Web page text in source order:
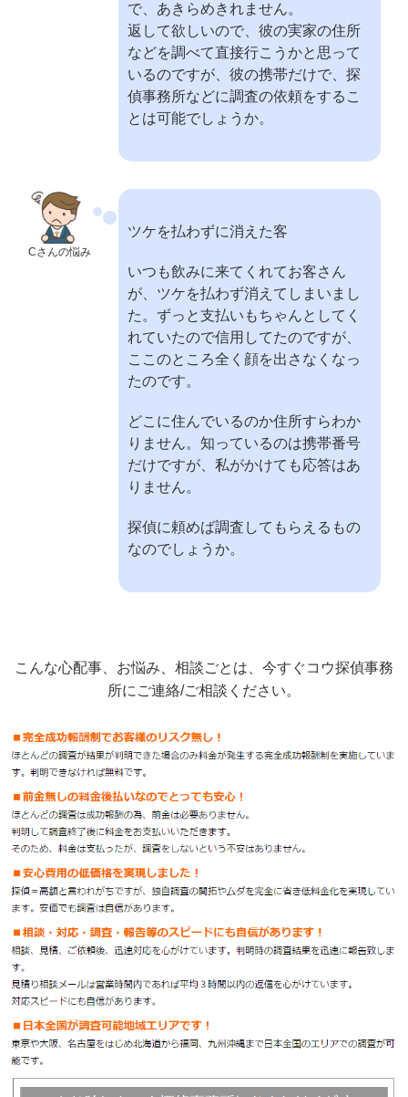
で、あきらめきれません。
返して欲しいので、彼の実家の住所
などを調べて直接行こうかと思って
いるのですが、彼の携帯だけで、探
偵事務所などに調査の依頼をするこ
とは可能でしょうか。
Cさんの悩み
ツケを払わずに消えた客
いつも飲みに来てくれてお客さん
が、ツケを払わず消えてしまいまし
た。ずっと支払いもちゃんとしてく
れていたので信用してたのですが、
ここのところ全く顔を出さなくなっ
たのです。
どこに住んでいるのか住所すらわか
りません。知っているのは携帯番号
だけですが、私がかけても応答はあ
りません。
探偵に頼めば調査してもらえるもの
なのでしょうか。
こんな心配事、お悩み、相談ごとは、今すぐコウ探偵事務
所にご連絡/ご相談ください。